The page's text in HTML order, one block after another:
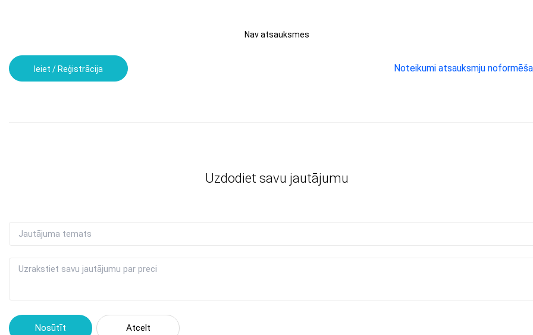
Nav atsauksmes
Ieiet / Reģistrācija Noteikumi atsauksmju
Uzdodiet savu jautājumu
Nosūtīt Atcelt